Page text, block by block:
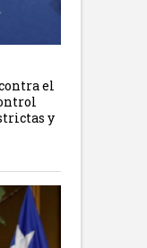
el
y